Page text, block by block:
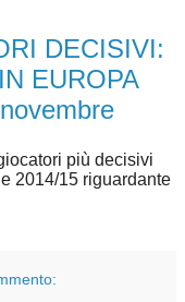
DECISIVI:
EUROPA
più decisivi
2014/15 riguardante